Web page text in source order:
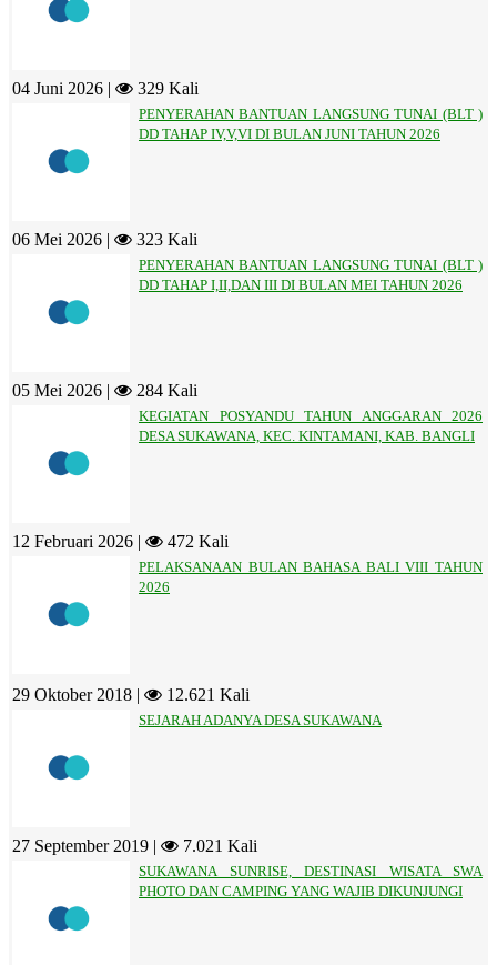
04 Juni 2026 | 329 Kali
PENYERAHAN BANTUAN LANGSUNG TUNAI (BLT )
DD TAHAP IV,V,VI DI BULAN JUNI TAHUN 2026
06 Mei 2026 | 323 Kali
PENYERAHAN BANTUAN LANGSUNG TUNAI (BLT )
DD TAHAP I,II,DAN III DI BULAN MEI TAHUN 2026
05 Mei 2026 | 284 Kali
KEGIATAN POSYANDU TAHUN ANGGARAN 2026
DESA SUKAWANA, KEC. KINTAMANI, KAB. BANGLI
12 Februari 2026 | 472 Kali
PELAKSANAAN BULAN BAHASA BALI VIII TAHUN
2026
29 Oktober 2018 | 12.621 Kali
SEJARAH ADANYA DESA SUKAWANA
27 September 2019 | 7.021 Kali
SUKAWANA SUNRISE, DESTINASI WISATA SWA
PHOTO DAN CAMPING YANG WAJIB DIKUNJUNGI